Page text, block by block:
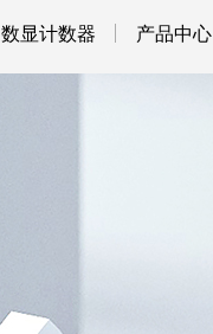
数显计数器 产品中心